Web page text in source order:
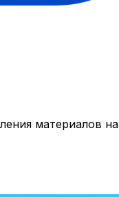
материалов